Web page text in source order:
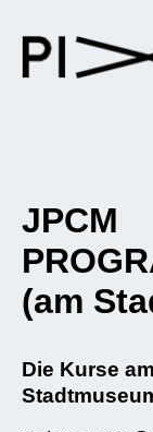
JPCM
(am
Die Kurse